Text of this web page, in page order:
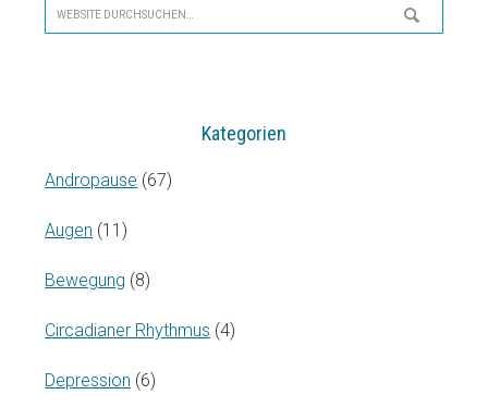
Website
durchsuchen…
Kategorien
Andropause (67)
Augen (11)
Bewegung (8)
Circadianer Rhythmus (4)
Depression (6)